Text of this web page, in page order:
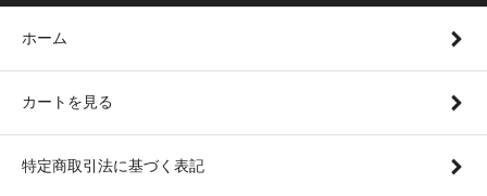
ホーム
カートを見る
特定商取引法に基づく表記